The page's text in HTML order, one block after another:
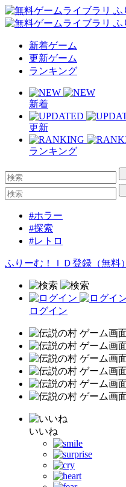
新着ゲーム
更新ゲーム
ランキング
新着
更新
ランキング
#ホラー
#探索
#レトロ
ふりーむ！ＩＤ登録（無料）
ログイン
いいね